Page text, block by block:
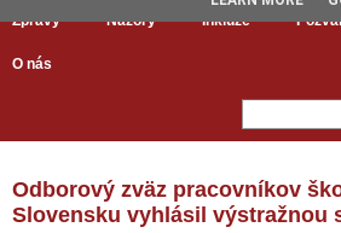
Zprávy Názory Inkluze
O nás
Odborový zväz pracovníkov
Slovensku vyhlásil výstražnou